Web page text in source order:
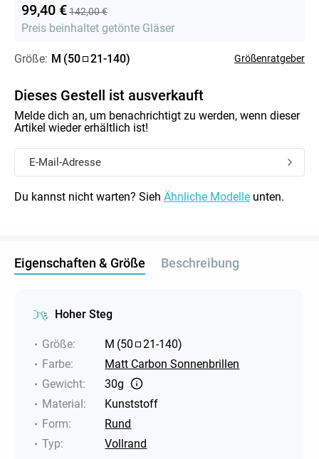
99,40 €142,00 €
Preis beinhaltet getönte Gläser
Größe: M (50 21-140) Größenratgeber
Dieses Gestell ist ausverkauft
Melde dich an, um benachrichtigt zu werden, wenn dieser
Artikel wieder erhältlich ist!
Du kannst nicht warten? Sieh Ähnliche Modelle unten.
Eigenschaften & Größe Beschreibung
Hoher Steg
Größe: M (50 21-140)
Farbe:
Matt Carbon Sonnenbrillen
Gewicht:
30g
Material:
Kunststoff
Form:
Rund
Typ: Vollrand